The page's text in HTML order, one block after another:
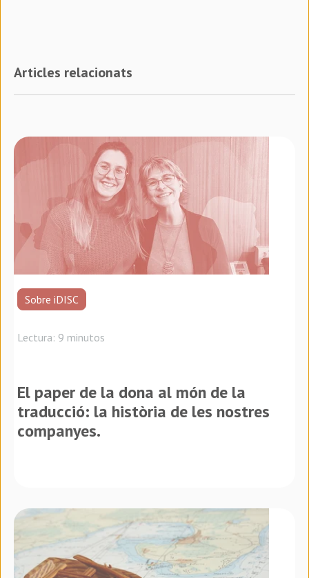
Articles relacionats
Sobre iDISC
Lectura: 9 minutos
El paper de la dona al món de la
traducció: la història de les nostres
companyes.